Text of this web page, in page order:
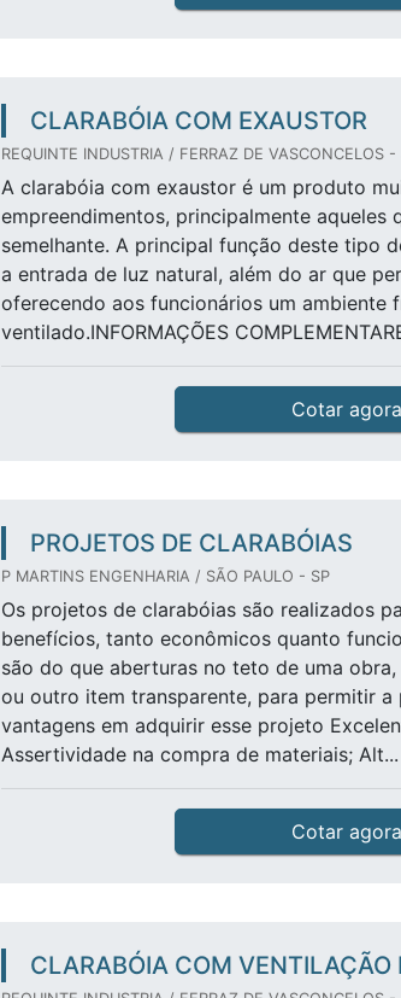
CLARABÓIA COM EXAUSTOR
REQUINTE INDUSTRIA / FERRAZ DE VASCONCELOS -
A clarabóia com exaustor é um produto
empreendimentos, principalmente aqueles
semelhante. A principal função deste tipo
a entrada de luz natural, além do ar que
oferecendo aos funcionários um ambiente
ventilado.INFORMAÇÕES
Cotar agora
PROJETOS DE CLARABÓIAS
P MARTINS ENGENHARIA / SÃO PAULO - SP
Os projetos de clarabóias são realizados
benefícios, tanto econômicos quanto
são do que aberturas no teto de uma
ou outro item transparente, para permitir a
vantagens em adquirir esse projeto
Assertividade na compra de materiais; Alt...
Cotar agora
CLARABÓIA COM VENTILAÇÃO